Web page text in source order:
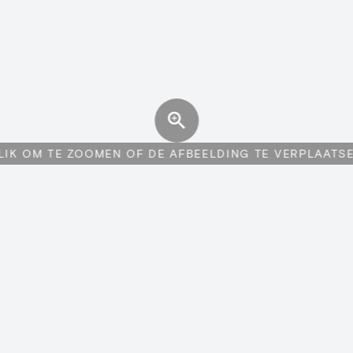
OM TE ZOOMEN OF DE AFBEELDING TE